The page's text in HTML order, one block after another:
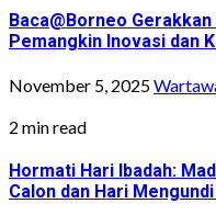
Baca@Borneo
Pemangkin Inovasi dan
November 5, 2025
2 min read
Hormati Hari Ibadah:
Calon dan Hari